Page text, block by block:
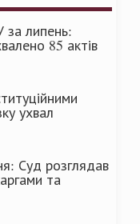
липень:
85 актів
ухвал
Суд розглядав
та